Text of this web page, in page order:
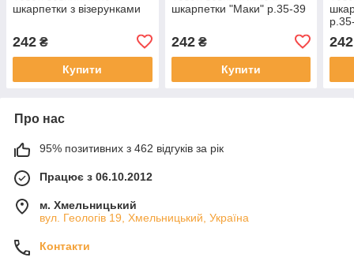
шкарпетки з візерунками
242 ₴
Купити
шкарпетки "Маки" р.35-39
242₴
Купити
242
Про нас
95% позитивних з 462 відгуків за рік
Працює з 06.10.2012
м. Хмельницький
вул. Геологів 19, Хмельницький, Україна
Контакти